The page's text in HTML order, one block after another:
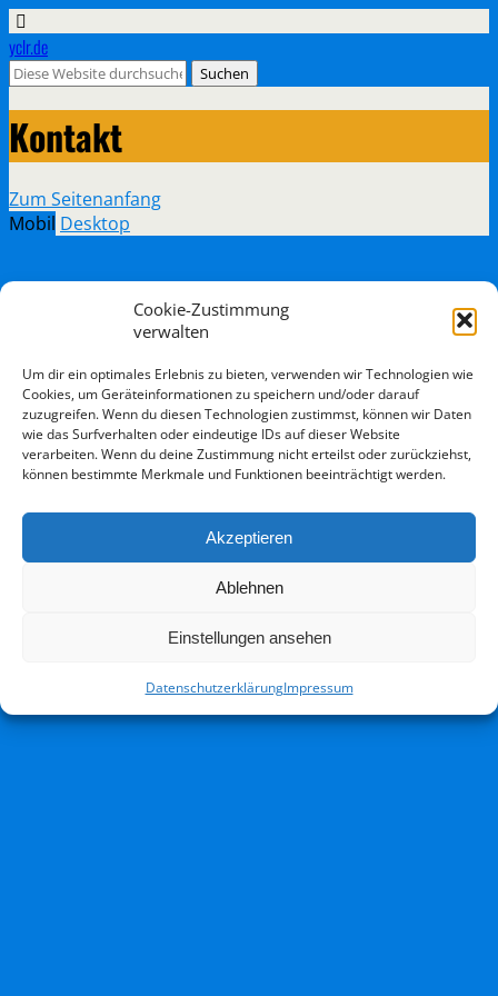
Cookie-Zustimmung
verwalten
Um dir ein optimales Erlebnis zu bieten, verwenden wir Technologien wie
Cookies, um Geräteinformationen zu speichern und/oder darauf
zuzugreifen. Wenn du diesen Technologien zustimmst, können wir Daten
wie das Surfverhalten oder eindeutige IDs auf dieser Website
verarbeiten. Wenn du deine Zustimmung nicht erteilst oder zurückziehst,
können bestimmte Merkmale und Funktionen beeinträchtigt werden.
Akzeptieren
Ablehnen
Einstellungen ansehen
DatenschutzerklärungImpressum
yclr.de
Kontakt
Zum Seitenanfang
Mobil Desktop